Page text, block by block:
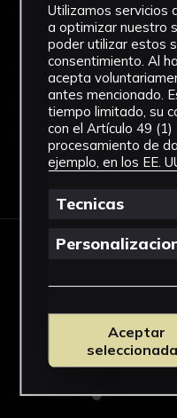
No hay
este momento.
Ver
Cicus
Utilizamos servicios
a optimizar nuestro
poder utilizar estos
consentimiento. Al
acepta
antes mencionado.
tiempo limitado, su
con el Artículo 49
procesamiento de
ejemplo, en los EE.
Tecnicas
Aceptar